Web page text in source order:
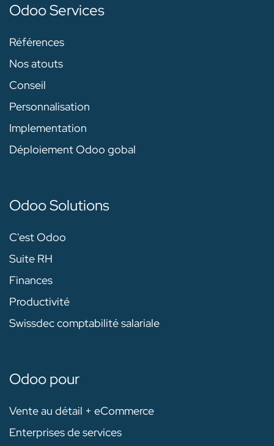
Odoo Services
Références
Nos atouts
Conseil
Personnalisation
Implementation
Déploiement Odoo gobal
Odoo Solutions
C'est Odoo
Suite RH
Finances
Productivité
Swissdec comptabilité salariale
Odoo pour
Vente au détail + eCommerce
Enterprises de services